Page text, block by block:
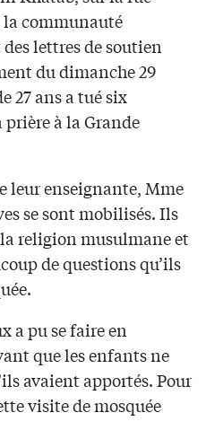
communauté
lettres de soutien
du dimanche 29
27 ans a tué six
prière à la Grande
leur enseignante, Mme
se sont mobilisés. Ils
religion musulmane et
de questions qu’ils
a pu se faire en
que les enfants ne
avaient apportés. Pour
visite de mosquée